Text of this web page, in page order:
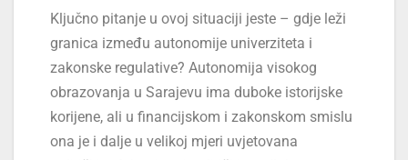
Ključno pitanje u ovoj situaciji jeste – gdje leži
granica između autonomije univerziteta i
zakonske regulative? Autonomija visokog
obrazovanja u Sarajevu ima duboke istorijske
korijene, ali u financijskom i zakonskom smislu
ona je i dalje u velikoj mjeri uvjetovana